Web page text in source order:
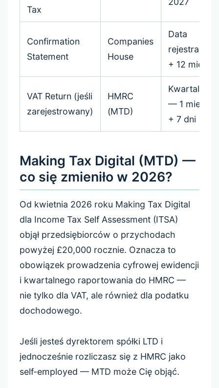
Tax
Confirmation
Statement
Companies
House
Data
rejestracji
+ 12 mies.
VAT Return (jeśli
zarejestrowany)
HMRC
(MTD)
Kwartalnie
— 1 mies.
+ 7 dni
Making Tax Digital (MTD) —
co się zmieniło w 2026?
Od kwietnia 2026 roku Making Tax Digital
dla Income Tax Self Assessment (ITSA)
objął przedsiębiorców o przychodach
powyżej £20,000 rocznie. Oznacza to
obowiązek prowadzenia cyfrowej ewidencji
i kwartalnego raportowania do HMRC —
nie tylko dla VAT, ale również dla podatku
dochodowego.
Jeśli jesteś dyrektorem spółki LTD i
jednocześnie rozliczasz się z HMRC jako
self-employed — MTD może Cię objąć.